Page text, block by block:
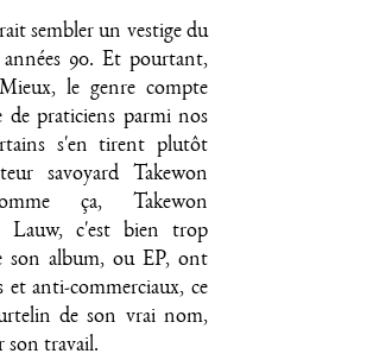
sembler un vestige du
90. Et pourtant,
le genre compte
de praticiens parmi nos
s'en tirent plutôt
savoyard Takewon
ça, Takewon
Lauw, c'est bien trop
son album, ou EP, ont
et anti-commerciaux, ce
de son vrai nom,
son travail.